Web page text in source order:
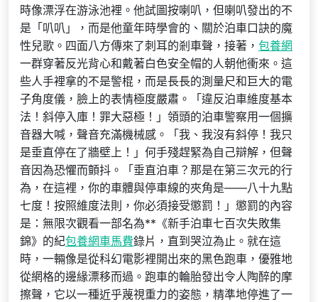
時像漂浮在游泳池裡。他試圖按喇叭，但喇叭發出的不
是「叭叭」，而是他童年時學會的、關於泊車口訣的魔
性兒歌。四面八方傳來了刺耳的剎車聲，接著， 包養網
一群穿著反光背心和戴著白色安全帽的人朝他衝來。這
些人手裡拿的不是警棍，而是長長的測量尺和巨大的電
子角度儀，臉上的表情極度嚴肅。「違反泊車維度基本
法！斜停入庫！罪大惡極！」領頭的泊車警察用一個擴
音器大喊，聲音充滿機械感。「我、我沒有斜停！我只
是垂直停在了牆壁上！」何手殘趕緊為自己辯解，但聲
音因為恐懼而顫抖。「垂直泊車？那是在第三次元的行
為，在這裡，你的車體與停車線的夾角是——八十九點
七度！按照維度法則，你必須接受懲罰！」懲罰的內容
是：無限次觀看一部名為**《新手泊車七百次失敗集
錦》的紀包養網車馬費錄片，直到哭泣為止。就在這
時，一輛像是從科幻電影裡開出來的黑色跑車，優雅地
從網格的邊緣漂移而過。跑車的輪胎發出令人陶醉的摩
擦聲，它以一種近乎蔑視重力的姿態，精準地停進了一